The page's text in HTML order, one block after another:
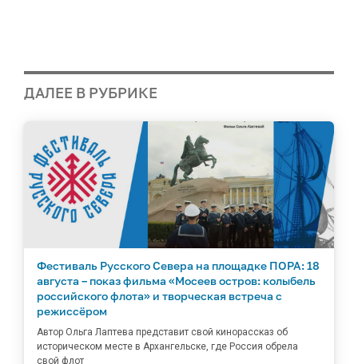
ДАЛЕЕ В РУБРИКЕ
Фестиваль Русского Севера на площадке ПОРА: 18
августа – показ фильма «Мосеев остров: колыбель
российского флота» и творческая встреча с
режиссёром
Автор Ольга Лаптева представит свой кинорассказ об
историческом месте в Архангельске, где Россия обрела
свой флот